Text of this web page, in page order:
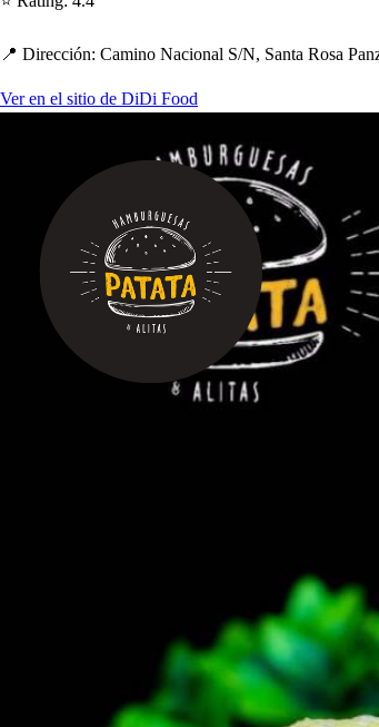
📍 Dirección: Camino Nacional S/N, Santa Rosa
Ver en el sitio de DiDi Food